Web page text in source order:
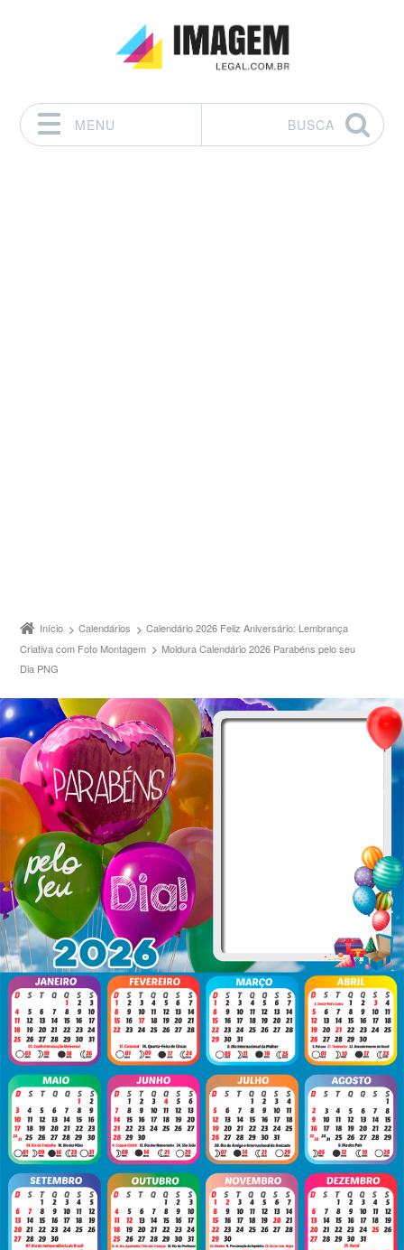
MENU
BUSCA
Início Calendários
Calendário 2026 Feliz Aniversário: Lembrança
Criativa com Foto Montagem
Moldura Calendário 2026 Parabéns pelo seu
Dia PNG